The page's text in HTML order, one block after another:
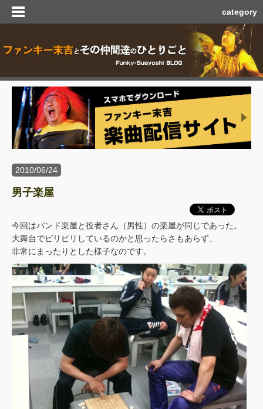
category
2010/06/24
男子楽屋
今回はバンド楽屋と役者さん（男性）の楽屋が同じであった。
大舞台でピリピリしているのかと思ったらさもあらず、
非常にまったりとした様子なのです。